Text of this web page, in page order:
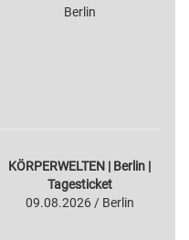
Berlin
KÖRPERWELTEN | Berlin |
Tagesticket
09.08.2026 / Berlin